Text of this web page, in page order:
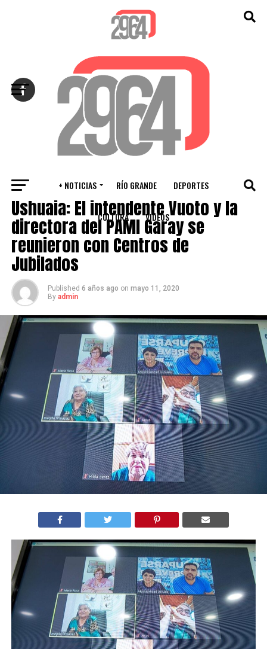
+ NOTICIAS RÍO GRANDE DEPORTES
CULTURA VIDEOS
VARIOS
Ushuaia: El intendente Vuoto y la
directora del PAMI Garay se
reunieron con Centros de
Jubilados
Published 6 años ago on mayo 11, 2020
By admin
Salir de la versión móvil